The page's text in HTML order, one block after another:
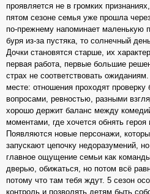
проявляется не в громких
пятом сезоне семья уже прошла
по‑прежнему напоминает маленькую
буря из‑за пустяка, то солнечный
Дочки становятся старше, их
первая работа, первые большие
страх не соответствовать
месте: отношения проходят
вопросами, ревностью, разными
хорошо держит баланс между
моментами, где хочется обнять героя
Появляются новые персонажи,
запускают цепочку недоразумений,
главное ощущение семьи как
дверью, обижаться, но потом всё
потому что там тебя ждут. 5 сезон
контроль и позволять детям быть